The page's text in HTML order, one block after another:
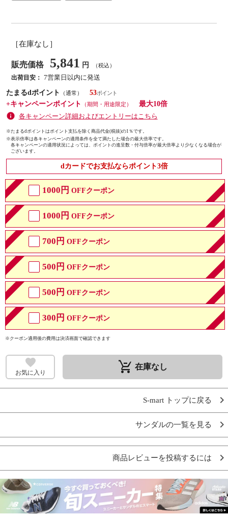
［在庫なし］
販売価格 5,841 円 （税込）
出荷目安： 7営業日以内に発送
たまるdポイント
（通常）
53
+キャンペーンポイント
（期間・用途限定）
最大10倍
各キャンペーン詳細およびエントリーはこちら
※たまるdポイントはポイント支払を除く商品代金(税抜)の1％です。
※表示倍率は各キャンペーンの適用条件を全て満たした場合の最大倍率です。
各キャンペーンの適用状況によっては、ポイントの進呈数・付与倍率が最大倍率より少なくなる場合が
ございます。
dカードでお支払ならポイント3倍
1000円 OFFクーポン
1000円 OFFクーポン
700円 OFFクーポン
500円 OFFクーポン
500円 OFFクーポン
300円 OFFクーポン
※クーポン適用後の費用は決済画面で確認できます
お気に入り remove_shopping_cart 在庫なし
S-mart トップに戻る
サンダルの一覧を見る
商品レビューを投稿するには